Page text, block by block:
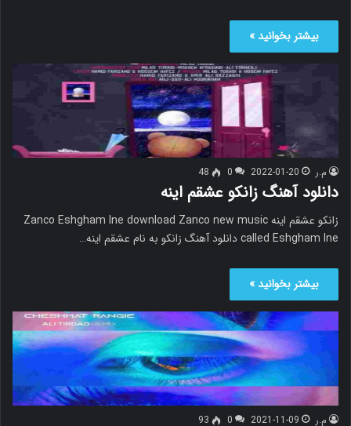
بیشتر بخوانید »
م.ر 2022-01-20
0
48
دانلود آهنگ زانکو عشقم اینه
زانکو عشقم اینه Zanco Eshgham Ine download Zanco new music
called Eshgham Ine دانلود آهنگ زانکو به نام عشقم اینه…
بیشتر بخوانید »
م.ر 2021-11-09
0
93